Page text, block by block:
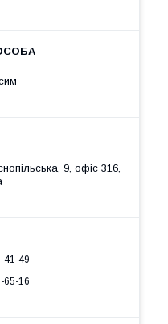
9, офіс 316,
41-49
65-16